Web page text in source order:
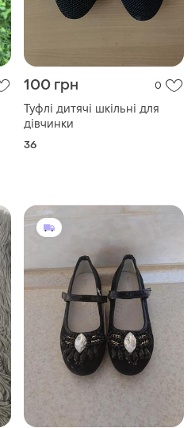
100 грн 0
Туфлі дитячі шкільні для
дівчинки
36